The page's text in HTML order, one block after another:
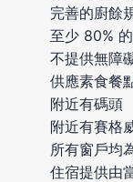
完善的廚餘
至少 80%
不提供無障
供應素食餐
附近有碼頭
附近有賽格
所有窗戶均
住宿提供由